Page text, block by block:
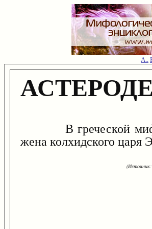
А..
В греческой
жена колхидского царя